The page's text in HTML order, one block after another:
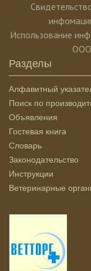
Использование
ООО
Разделы
Алфавитный
Поиск по
Объявления
Гостевая книга
Словарь
Законодательство
Инструкции
Ветеринарные